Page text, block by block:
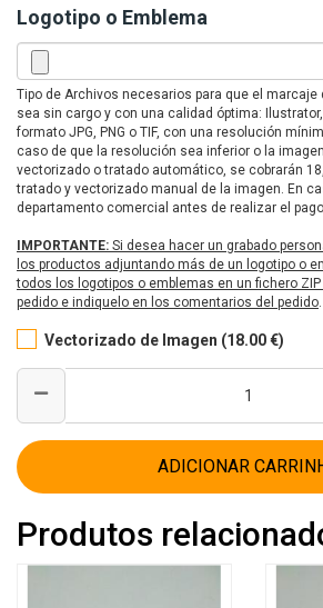
Logotipo o Emblema
Tipo de Archivos necesarios para que el marcaje
sea sin cargo y con una calidad óptima: Ilustrator,
formato JPG, PNG o TIF, con una resolución
caso de que la resolución sea inferior o la
vectorizado o tratado automático, se cobrarán
tratado y vectorizado manual de la imagen. En
departamento comercial antes de realizar el
IMPORTANTE: Si desea hacer un grabado
los productos adjuntando más de un logotipo o
todos los logotipos o emblemas en un fichero ZIP
pedido e indiquelo en los comentarios del pedido.
Vectorizado de Imagen (18.00 €)
ADICIONAR
Produtos